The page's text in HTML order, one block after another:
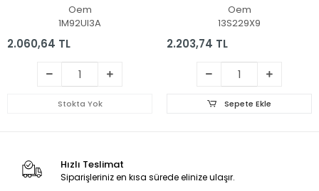
Oem
1M92UI3A
2.060,64 TL
Stokta Yok
Oem
13S229X9
2.203,74 TL
Sepete Ekle
Hızlı Teslimat
Siparişleriniz en kısa sürede elinize ulaşır.